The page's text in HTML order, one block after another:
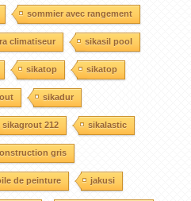
sommier avec rangement
climatiseur sikasil pool
sikatop sikatop
sikadur
sikagrout 212 sikalastic
gris
de peinture jakusi